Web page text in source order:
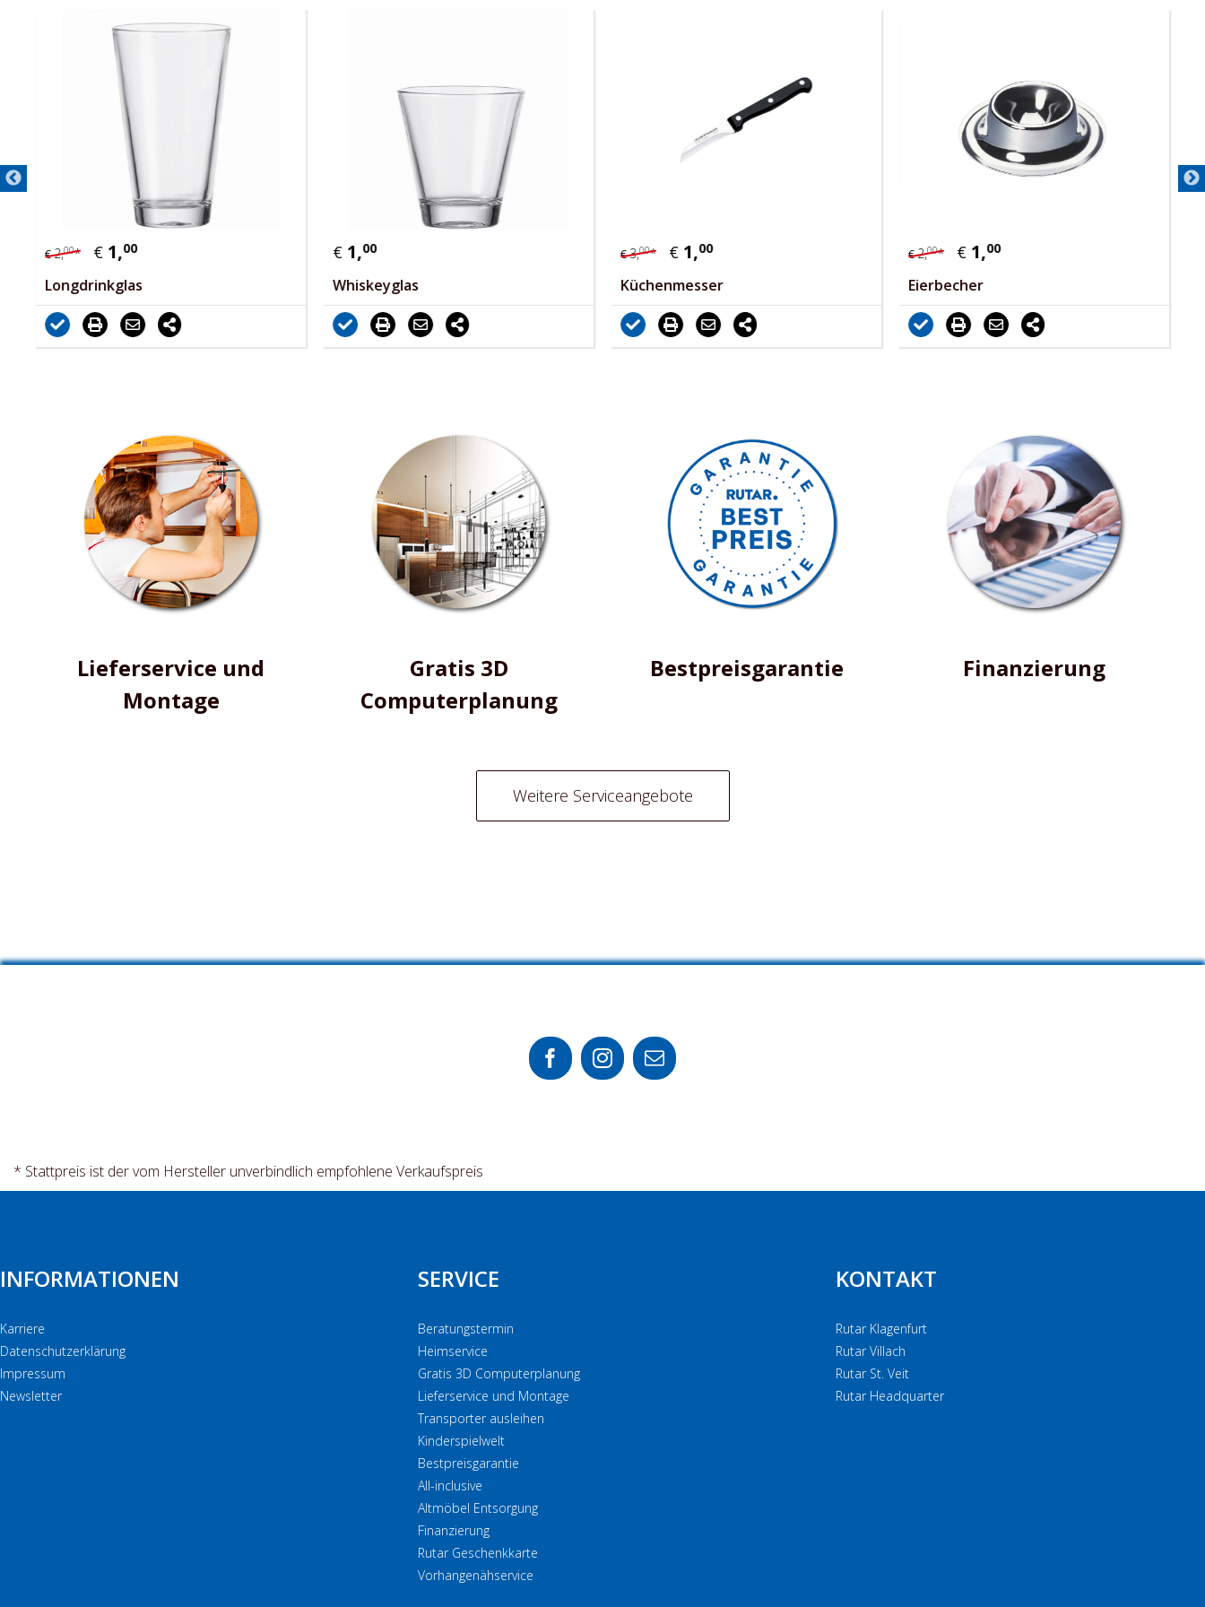
€2,00* € 1,00
Longdrinkglas
€ 1,00
Whiskeyglas
€3,00* € 1,00
Küchenmesser
€2,00* € 1,00
Eierbecher
Lieferservice und
Montage
Gratis 3D
Computerplanung
Bestpreisgarantie Finanzierung
Weitere Serviceangebote
* Stattpreis ist der vom Hersteller unverbindlich empfohlene Verkaufspreis
INFORMATIONEN
Karriere
Datenschutzerklärung
Impressum
Newsletter
SERVICE
Beratungstermin
Heimservice
Gratis 3D Computerplanung
Lieferservice und Montage
Transporter ausleihen
Kinderspielwelt
Bestpreisgarantie
All-inclusive
Altmöbel Entsorgung
Finanzierung
Rutar Geschenkkarte
Vorhangenähservice
KONTAKT
Rutar Klagenfurt
Rutar Villach
Rutar St. Veit
Rutar Headquarter